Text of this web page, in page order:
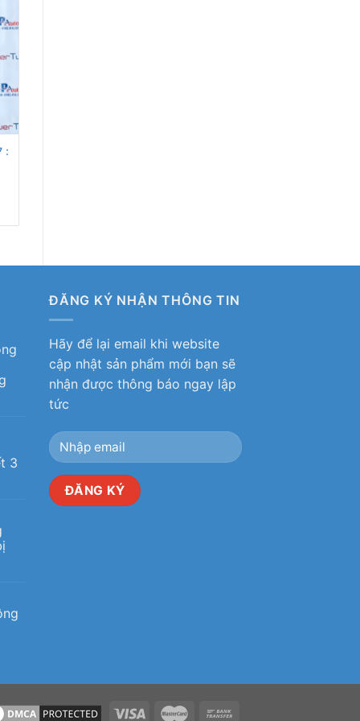
:
3
ĐĂNG KÝ NHẬN THÔNG TIN
Hãy để lại email khi website
cập nhật sản phẩm mới bạn sẽ
nhận được thông báo ngay lập
tức